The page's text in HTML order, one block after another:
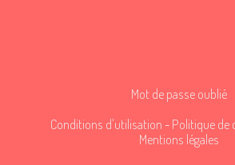
Mot de passe oublié
Conditions d'utilisation -Politique de
Mentions légales